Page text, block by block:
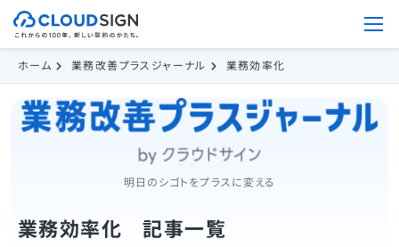
ホーム 業務改善プラスジャーナル 業務効率化
明日のシゴトをプラスに変える
業務効率化 記事一覧